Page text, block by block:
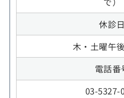
休診日
木・土曜午
電話番
03-5327-